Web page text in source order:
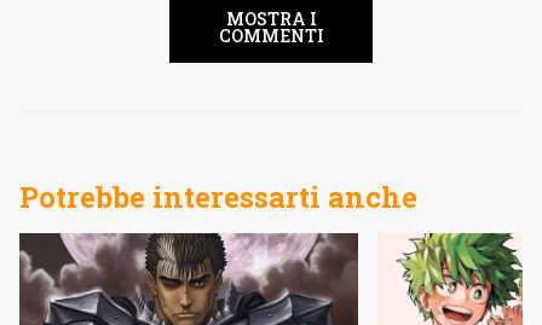
MOSTRA I
COMMENTI
Potrebbe interessarti anche